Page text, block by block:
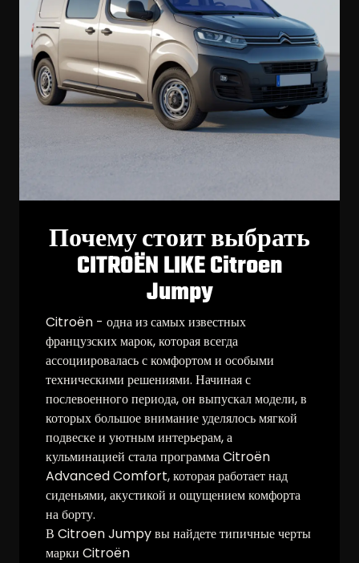
Почему стоит выбрать
CITROËN LIKE Citroen
Jumpy
Citroën - одна из самых известных
французских марок, которая всегда
ассоциировалась с комфортом и особыми
техническими решениями. Начиная с
послевоенного периода, он выпускал модели, в
которых большое внимание уделялось мягкой
подвеске и уютным интерьерам, а
кульминацией стала программа Citroën
Advanced Comfort, которая работает над
сиденьями, акустикой и ощущением комфорта
на борту.
В Citroen Jumpy вы найдете типичные черты
марки Citroën